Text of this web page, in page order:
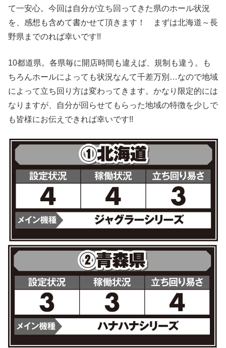
て一安心。今回は自分が立ち回ってきた県のホール状況
を、感想も含めて書かせて頂きます！ まずは北海道～長
野県までのれば幸いです!!
10都道県。各県毎に開店時間も違えば、規制も違う。も
ちろんホールによっても状況なんて千差万別…なので地域
によって立ち回り方は変わってきます。かなり限定的には
なりますが、自分が回らせてもらった地域の特徴を少しで
も皆様にお伝えできれば幸いです!!